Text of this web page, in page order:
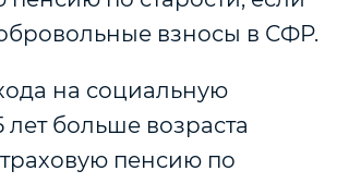
взносы в СФР.
на социальную
больше возраста
пенсию по